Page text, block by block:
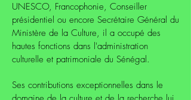
UNESCO, Francophonie, Conseiller
présidentiel ou encore Secrétaire Général du
Ministère de la Culture, il a occupé des
hautes fonctions dans l'administration
culturelle et patrimoniale du Sénégal.
Ses contributions exceptionnelles dans le